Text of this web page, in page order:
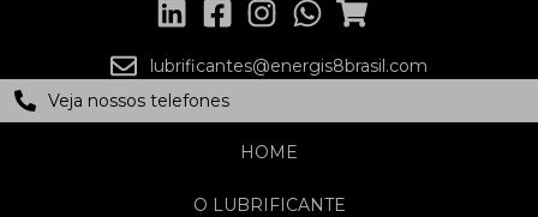
lubrificantes@energis8brasil.com
Veja nossos telefones
HOME
O LUBRIFICANTE